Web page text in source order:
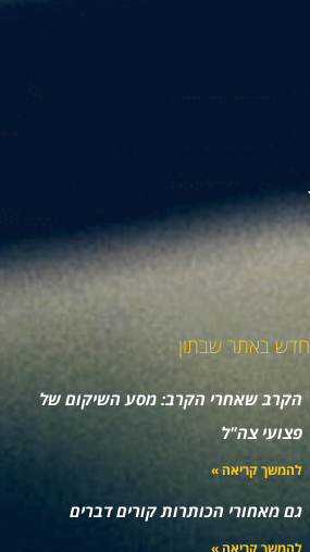
חדש באתר שבתון
הקרב שאחרי הקרב: מסע השיקום של
פצועי צה"ל
להמשך קריאה »
גם מאחורי הכותרות קורים דברים
להמשך קריאה »